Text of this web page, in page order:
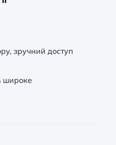
зручний доступ
широке